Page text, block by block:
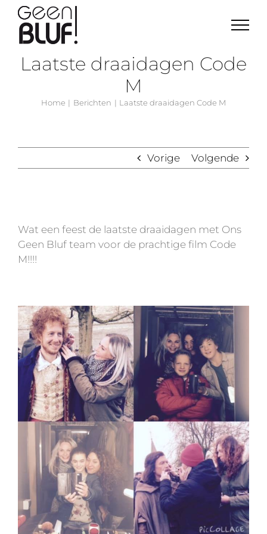
naar
inhoud
Laatste draaidagen Code
M
Home Berichten Laatste draaidagen Code M
Vorige Volgende
grotere
afbeelding
Wat een feest de laatste draaidagen met Ons
Geen Bluf team voor de prachtige film Code
M!!!!